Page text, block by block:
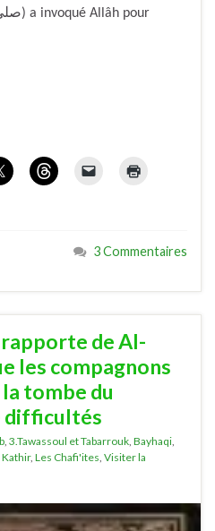
3 Commentaires
de Al-
les compagnons
tombe du
difficultés
, 3.Tawassoul et Tabarrouk, Bayhaqi,
Kathir, Les Chafi'ites, Visiter la